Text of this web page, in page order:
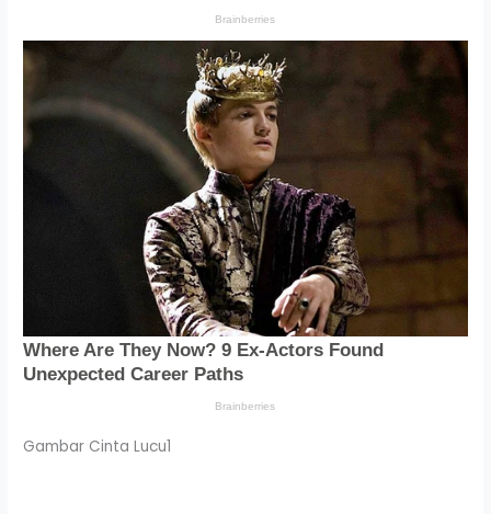
Gambar Cinta Lucu1